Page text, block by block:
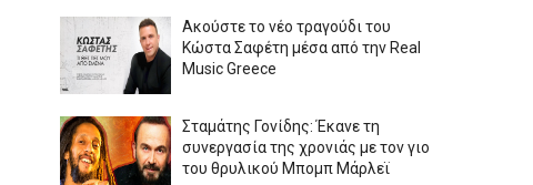
Ακούστε το νέο τραγούδι του
Κώστα Σαφέτη μέσα από την Real
Music Greece
Σταμάτης Γονίδης: Έκανε τη
συνεργασία της χρονιάς με τον γιο
του θρυλικού Μπομπ Μάρλεϊ